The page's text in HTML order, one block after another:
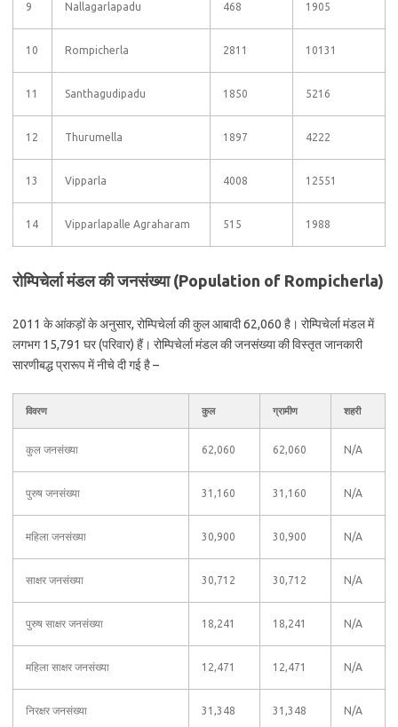
9 Nallagarlapadu 468 1905
10 Rompicherla 2811 10131
11 Santhagudipadu 1850 5216
12 Thurumella 1897 4222
13 Vipparla 4008 12551
14 Vipparlapalle Agraharam 515 1988
रोम्पिचेर्ला मंडल की जनसंख्या (Population of Rompicherla)
2011 के आंकड़ों के अनुसार, रोम्पिचेर्ला की कुल आबादी 62,060 है। रोम्पिचेर्ला मंडल में
लगभग 15,791 घर (परिवार) हैं। रोम्पिचेर्ला मंडल की जनसंख्या की विस्तृत जानकारी
सारणीबद्ध प्रारूप में नीचे दी गई है –
विवरण कुल ग्रामीण शहरी
कुल जनसंख्या 62,060 62,060 N/A
पुरुष जनसंख्या 31,160 31,160 N/A
महिला जनसंख्या 30,900 30,900 N/A
साक्षर जनसंख्या 30,712 30,712 N/A
पुरुष साक्षर जनसंख्या 18,241 18,241 N/A
महिला साक्षर जनसंख्या 12,471 12,471 N/A
निरक्षर जनसंख्या 31,348 31,348 N/A